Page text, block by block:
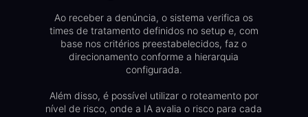
Ao receber a denúncia, o sistema verifica os
times de tratamento definidos no setup e, com
base nos critérios preestabelecidos, faz o
direcionamento conforme a hierarquia
configurada.
Além disso, é possível utilizar o roteamento por
nível de risco, onde a IA avalia o risco para cada